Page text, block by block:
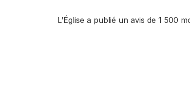
L’Église a publié un avis de 1 500